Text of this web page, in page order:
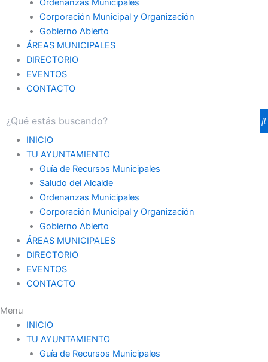
Ordenanzas Municipales
Corporación Municipal y Organización
Gobierno Abierto
ÁREAS MUNICIPALES
DIRECTORIO
EVENTOS
CONTACTO
INICIO
TU AYUNTAMIENTO
Guía de Recursos Municipales
Saludo del Alcalde
Ordenanzas Municipales
Corporación Municipal y Organización
Gobierno Abierto
ÁREAS MUNICIPALES
DIRECTORIO
EVENTOS
CONTACTO
Menu
INICIO
TU AYUNTAMIENTO
Guía de Recursos Municipales